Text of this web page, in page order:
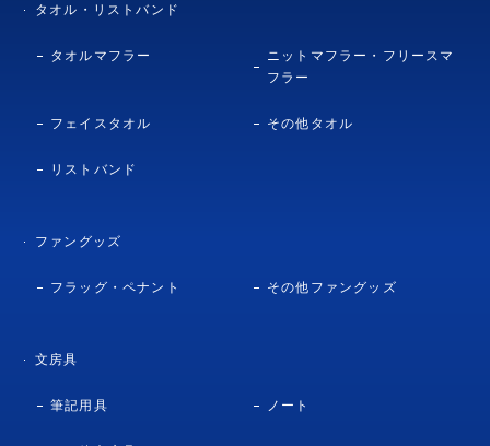
タオル・リストバンド
タオルマフラー
ニットマフラー・フリースマ
フラー
フェイスタオル その他タオル
リストバンド
ファングッズ
フラッグ・ペナント その他ファングッズ
文房具
筆記用具 ノート